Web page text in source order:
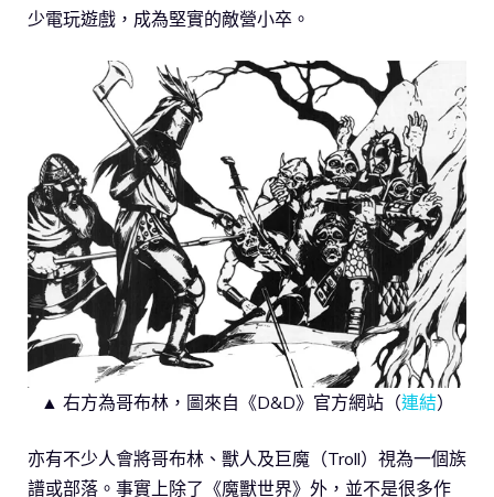
少電玩遊戲，成為堅實的敵營小卒。
▲ 右方為哥布林，圖來自《D&D》官方網站（連結）
亦有不少人會將哥布林、獸人及巨魔（Troll）視為一個族
譜或部落。事實上除了《魔獸世界》外，並不是很多作